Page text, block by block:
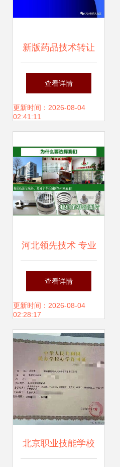
新版药品技术转让
规定深度解读 激发
创新活力，规范市
查看详情
更新时间：2026-08-04
02:41:11
河北领先技术 专业
替代电镀的新型环
保合金催化技术转
让
查看详情
更新时间：2026-08-04
02:28:17
北京职业技能学校